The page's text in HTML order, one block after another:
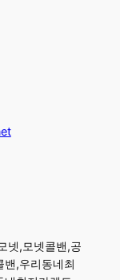
넷,모넷콜밴,공
밴,우리동네최